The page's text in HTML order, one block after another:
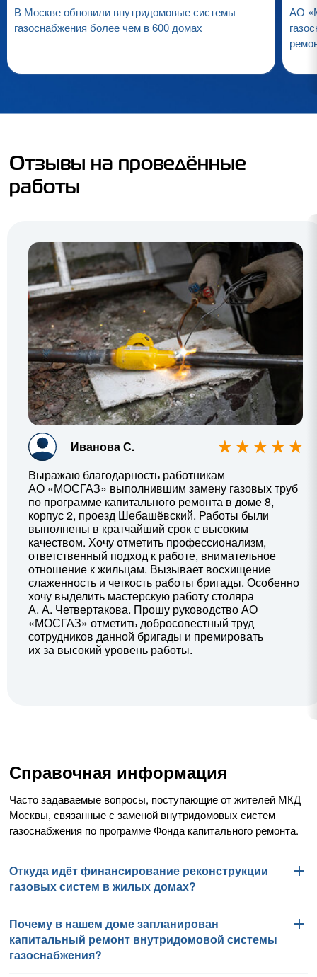
В Москве обновили внутридомовые системы
газоснабжения более чем в 600 домах
АО
Отзывы на проведённые
работы
Иванова С.
Выражаю благодарность работникам
АО «МОСГАЗ» выполнившим замену газовых труб
по программе капитального ремонта в доме 8,
корпус 2, проезд Шебашёвский. Работы были
выполнены в кратчайший срок с высоким
качеством. Хочу отметить профессионализм,
ответственный подход к работе, внимательное
отношение к жильцам. Вызывает восхищение
слаженность и четкость работы бригады. Особенно
хочу выделить мастерскую работу столяра
А. А. Четвертакова. Прошу руководство АО
«МОСГАЗ» отметить добросовестный труд
сотрудников данной бригады и премировать
их за высокий уровень работы.
Справочная информация
Часто задаваемые вопросы, поступающие от жителей МКД
Москвы, связанные с заменой внутридомовых систем
газоснабжения по программе Фонда капитального ремонта.
Откуда идёт финансирование реконструкции
газовых систем в жилых домах?
Работы по замене внутридомовых систем газоснабжения
финансируются Фондом капитального ремонта
многоквартирных домов города Москвы в соответствии
Почему в нашем доме запланирован
капитальный ремонт внутридомовой системы
газоснабжения?